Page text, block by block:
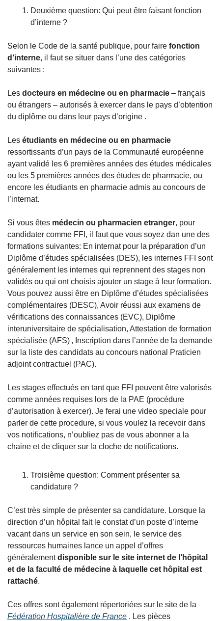
Deuxième question: Qui peut être faisant fonction
d’interne ?
Selon le Code de la santé publique, pour faire fonction
d’interne, il faut se situer dans l’une des catégories
suivantes :
Les docteurs en médecine ou en pharmacie – français
ou étrangers – autorisés à exercer dans le pays d’obtention
du diplôme ou dans leur pays d’origine .
Les étudiants en médecine ou en pharmacie
ressortissants d’un pays de la Communauté européenne
ayant validé les 6 premières années des études médicales
ou les 5 premières années des études de pharmacie, ou
encore les étudiants en pharmacie admis au concours de
l’internat.
Si vous êtes médecin ou pharmacien etranger, pour
candidater comme FFI, il faut que vous soyez dan une des
formations suivantes: En internat pour la préparation d’un
Diplôme d’études spécialisées (DES), les internes FFI sont
généralement les internes qui reprennent des stages non
validés ou qui ont choisis ajouter un stage à leur formation.
Vous pouvez aussi être en Diplôme d’études spécialisées
complémentaires (DESC), Avoir réussi aux examens de
vérifications des connaissances (EVC), Diplôme
interuniversitaire de spécialisation, Attestation de formation
spécialisée (AFS) , Inscription dans l’année de la demande
sur la liste des candidats au concours national Praticien
adjoint contractuel (PAC).
Les stages effectués en tant que FFI peuvent être valorisés
comme années requises lors de la PAE (procédure
d’autorisation à exercer). Je ferai une video speciale pour
parler de cette procedure, si vous voulez la recevoir dans
vos notifications, n’oubliez pas de vous abonner a la
chaine et de cliquer sur la cloche de notifications.
Troisième question: Comment présenter sa
candidature ?
C’est très simple de présenter sa candidature. Lorsque la
direction d’un hôpital fait le constat d’un poste d’interne
vacant dans un service en son sein, le service des
ressources humaines lance un appel d’offres
généralement disponible sur le site internet de l’hôpital
et de la faculté de médecine à laquelle cet hôpital est
rattaché.
Ces offres sont également répertoriées sur le site de la
Fédération Hospitalière de France . Les pièces